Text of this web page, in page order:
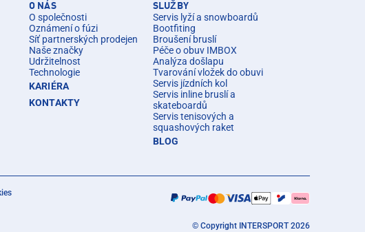
O NÁS
O společnosti
Oznámení o fúzi
Síť partnerských prodejen
Naše značky
Udržitelnost
Technologie
KARIÉRA
KONTAKTY
SLUŽBY
Servis lyží a snowboardů
Bootfiting
Broušení bruslí
Péče o obuv IMBOX
Analýza došlapu
Tvarování vložek do obuvi
Servis jízdních kol
Servis inline bruslí a
skateboardů
Servis tenisových a
squashových raket
BLOG
© Copyright INTERSPORT 2026